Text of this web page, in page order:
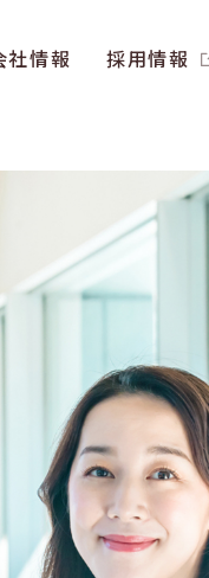
社情報 採用情報